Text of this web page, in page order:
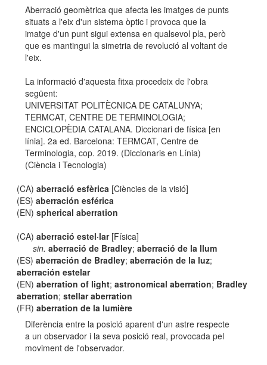
Aberració geomètrica que afecta les imatges de punts
situats a l'eix d'un sistema òptic i provoca que la
imatge d'un punt sigui extensa en qualsevol pla, però
que es mantingui la simetria de revolució al voltant de
l'eix.
La informació d'aquesta fitxa procedeix de l'obra
següent:
UNIVERSITAT POLITÈCNICA DE CATALUNYA;
TERMCAT, CENTRE DE TERMINOLOGIA;
ENCICLOPÈDIA CATALANA. Diccionari de física [en
línia]. 2a ed. Barcelona: TERMCAT, Centre de
Terminologia, cop. 2019. (Diccionaris en Línia)
(Ciència i Tecnologia)
(CA)aberració esfèrica [Ciències de la visió]
(ES)aberración esférica
(EN)spherical aberration
(CA)aberració estel·lar[Física]
sin. aberració de Bradley; aberració de la llum
(ES)aberración de Bradley;aberración de la luz;
aberración estelar
(EN)aberration of light;astronomical aberration; Bradley
aberration;stellar aberration
(FR)aberration de la lumière
Diferència entre la posició aparent d'un astre respecte
a un observador i la seva posició real, provocada pel
moviment de l'observador.